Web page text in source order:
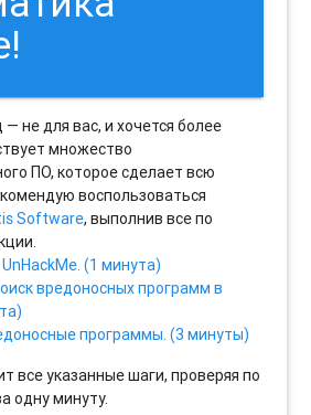
не для вас, и хочется более
множество
ПО, которое сделает всю
воспользоваться
Software, выполнив все по
(1 минута)
вредоносных программ в
программы. (3 минуты)
все указанные шаги, проверяя по
одну минуту.